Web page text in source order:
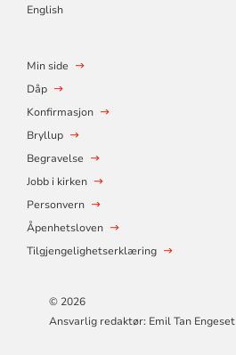
English
Min side
Dåp
Konfirmasjon
Bryllup
Begravelse
Jobb i kirken
Personvern
Åpenhetsloven
Tilgjengelighetserklæring
© 2026
Ansvarlig redaktør: Emil Tan Engeset